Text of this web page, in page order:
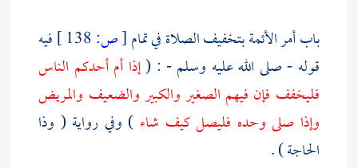
باب أمر الأئمة بتخفيف الصلاة في تمام[ص:
فيه
قوله - صلى الله عليه وسلم - : (إذا أم أحدكم الناس
فليخفف فإن فيهم الصغير والكبير والضعيف والمريض
وإذا صلى وحده فليصل كيف شاء ) وفي رواية ( وذا
الحاجة ) .